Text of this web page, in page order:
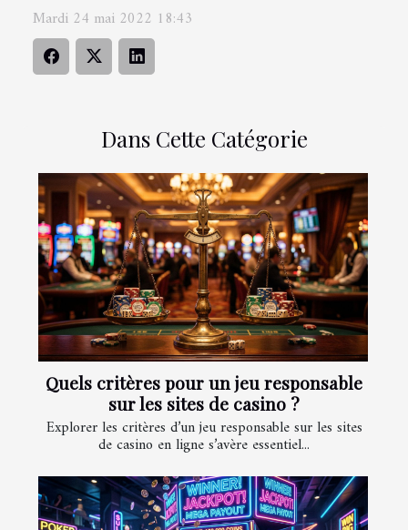
Dans Cette Catégorie
Quels critères pour un jeu responsable
sur les sites de casino ?
Explorer les critères d’un jeu responsable sur les sites
de casino en ligne s’avère essentiel...
Mardi 24 mai 2022 18:43